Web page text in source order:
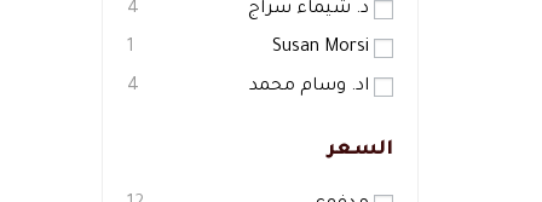
د. شيماء سراج
4
Susan Morsi
1
اد. وسام محمد
4
السعر